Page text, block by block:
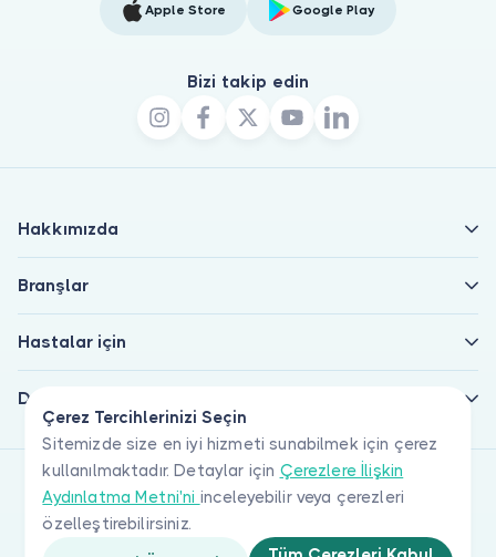
Çerez Tercihlerinizi Seçin
Sitemizde size en iyi hizmeti sunabilmek için çerez
kullanılmaktadır. Detaylar için Çerezlere İlişkin
Aydınlatma Metni'ni inceleyebilir veya çerezleri
özelleştirebilirsiniz.
Apple Store Google Play
Bizi takip edin
Hakkımızda
Branşlar
Hastalar için
Doktorlar için